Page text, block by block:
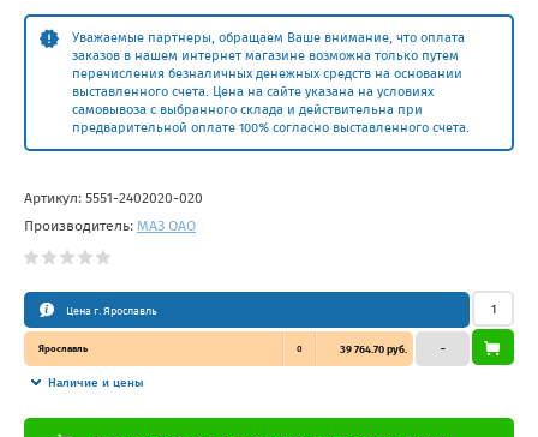
Уважаемые партнеры, обращаем Ваше внимание, что оплата
заказов в нашем интернет магазине возможна только путем
перечисления безналичных денежных средств на основании
выставленного счета. Цена на сайте указана на условиях
самовывоза с выбранного склада и действительна при
предварительной оплате 100% согласно выставленного счета.
Артикул: 5551-2402020-020
Производитель: МАЗ ОАО
Цена г. Ярославль
Ярославль 0 39 764.70 руб.
Наличие и цены
–